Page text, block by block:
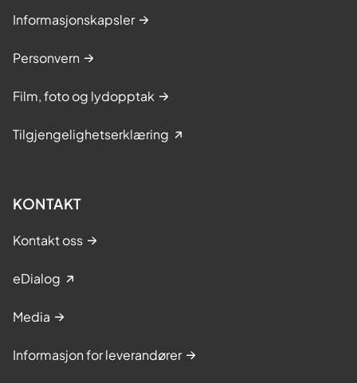
Informasjonskapsler
Personvern
Film, foto og lydopptak
Tilgjengelighetserklæring
KONTAKT
Kontakt oss
eDialog
Media
Informasjon for leverandører